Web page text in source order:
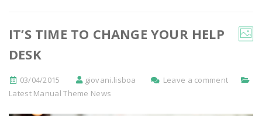
IT’S TIME TO CHANGE YOUR HELP
DESK
03/04/2015 giovani.lisboa
Leave a comment
Latest Manual Theme News